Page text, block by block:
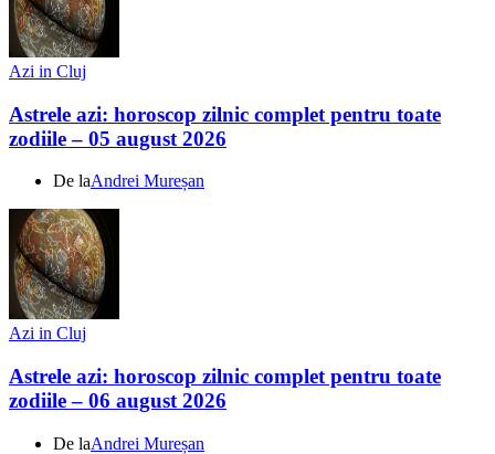
Azi in Cluj
Astrele azi: horoscop zilnic complet pentru toate
zodiile – 05 august 2026
De laAndrei Mureșan
Azi in Cluj
Astrele azi: horoscop zilnic complet pentru toate
zodiile – 06 august 2026
De laAndrei Mureșan